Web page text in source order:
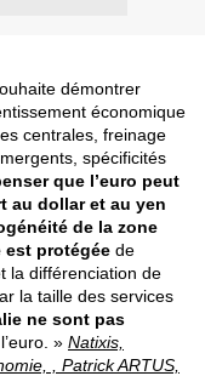
démontrer
économique
centrales, freinage
spécificités
que l’euro peut
au dollar et au yen
de la zone
est protégée de
la différenciation de
la taille des services
ne sont pas
» Natixis,
, Patrick ARTUS,